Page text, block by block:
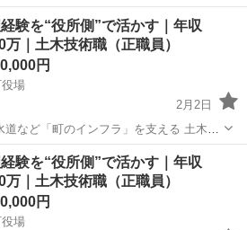
を活かし、国土交通省をはじめとする
間企業等へ公共事業等実施に伴う技術
業者の支援業務...
験を“役所側”で活かす｜年収
万｜土木技術職（正職員）
円
場
2月2日
など「町のインフラ」を支える 土木技
民間での 施工管理・設計・積算 のご経
です。公務員の経験は必要ありませ
験を“役所側”で活かす｜年収
万｜土木技術職（正職員）
円
場